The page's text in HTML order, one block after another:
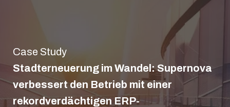
Case Study
Stadterneuerung im Wandel: Supernova
verbessert den Betrieb mit einer
rekordverdächtigen ERP-